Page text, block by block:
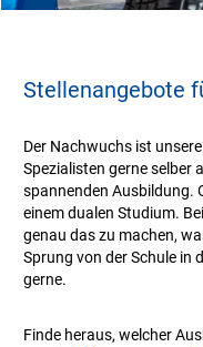
Stellenangebote
Der Nachwuchs ist
Spezialisten gerne selber
spannenden Ausbildung.
einem dualen Studium.
genau das zu machen,
Sprung von der Schule in
gerne.
Finde heraus, welcher